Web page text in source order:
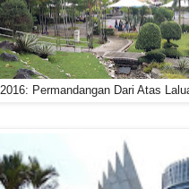
Permandangan Dari Atas